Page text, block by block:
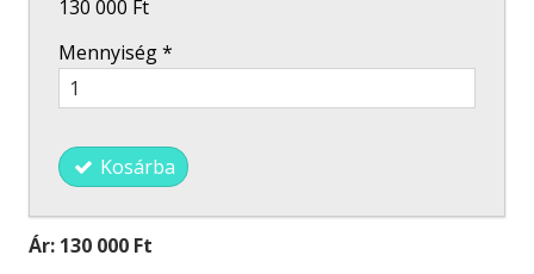
130 000 Ft
Mennyiség*
Kosárba
Ár: 130 000 Ft